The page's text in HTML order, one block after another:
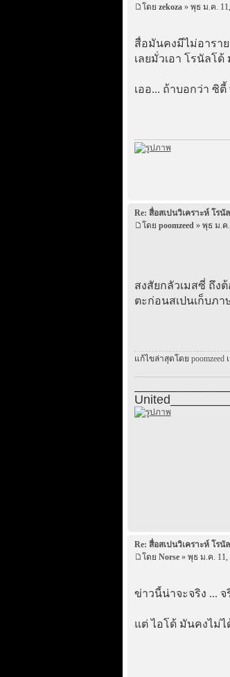
โดย zekoza» พุธ ม.ค. 11,
สื่อมันคงมีไม่อารา
เลยมั่วเอา โรนัลโด้
เออ... ถ้าบอกว่า ซิ
Re: สื่อสเปนวิเคราะห์ โรนั
โดย poomzeed» พุธ ม.ค.
สงสัยกลัวเมสซี่ ถึง
ตะก่อนสเปนเก็บภ
แก้ไขล่าสุดโดย poomzeed
Re: สื่อสเปนวิเคราะห์ โรนั
โดย Norse» พุธ ม.ค. 11,
ข่าวนี้น่าจะจริง ...
แต่ ไอโด้ มันคงไม่